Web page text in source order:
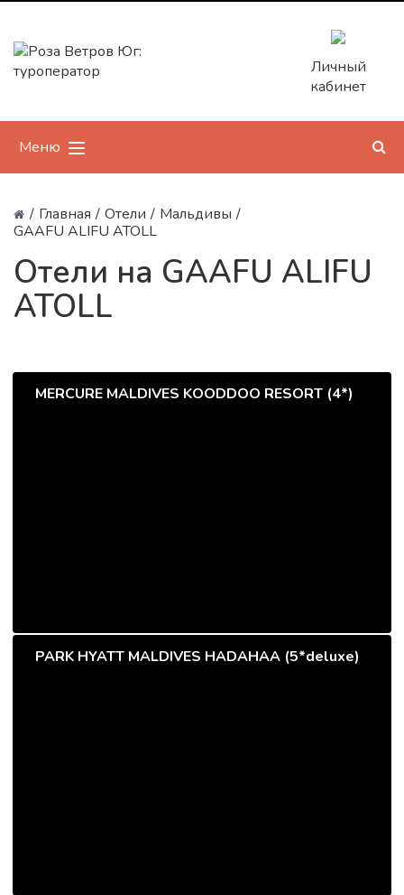
Личный
кабинет
Меню
/ Главная / Отели / Мальдивы /
GAAFU ALIFU ATOLL
Отели на GAAFU ALIFU
ATOLL
MERCURE MALDIVES KOODDOO RESORT (4*)
PARK HYATT MALDIVES HADAHAA (5*deluxe)